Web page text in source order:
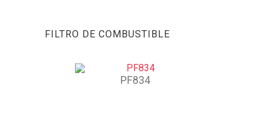
FILTRO DE COMBUSTIBLE
PF834